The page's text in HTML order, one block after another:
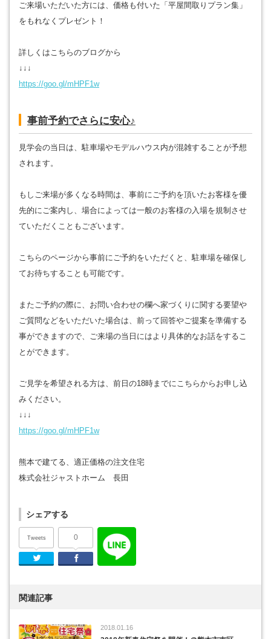
ご来場いただいた方には、価格も付いた「平屋間取りプラン集」
をもれなくプレゼント！
詳しくはこちらのブログから
↓↓↓
https://goo.gl/mHPF1w
事前予約でさらに安心♪
見学会の当日は、駐車場やモデルハウス内が混雑することが予想
されます。
もしご来場が多くなる時間は、事前にご予約を頂いたお客様を優
先的にご案内し、場合によっては一般のお客様の入場を規制させ
ていただくこともございます。
こちらのページから事前にご予約をいただくと、駐車場を確保し
てお待ちすることも可能です。
またご予約の際に、お問い合わせの欄へ家づくりに関する要望や
ご質問などをいただいた場合は、前って回答やご提案を準備する
事ができますので、ご来場の当日にはより具体的なお話をするこ
とができます。
ご見学を希望される方は、前日の18時までにこちらからお申し込
みください。
↓↓↓
https://goo.gl/mHPF1w
熊本で建てる、適正価格の注文住宅
株式会社ジャストホーム 長田
シェアする
Tweets
Twitter
0
Facebook
関連記事
2018.01.16